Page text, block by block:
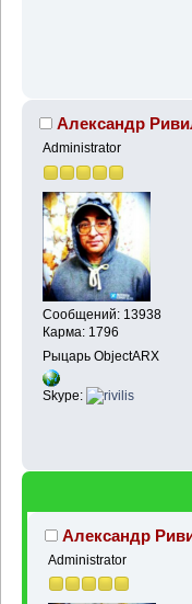
Александр
Administrator
Сообщений: 13938
Карма: 1796
Рыцарь ObjectARX
Skype:
Александр
Administrator